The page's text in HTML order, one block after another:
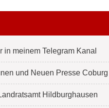
in meinem Telegram Kanal
und Neuen Presse
Hildburghausen